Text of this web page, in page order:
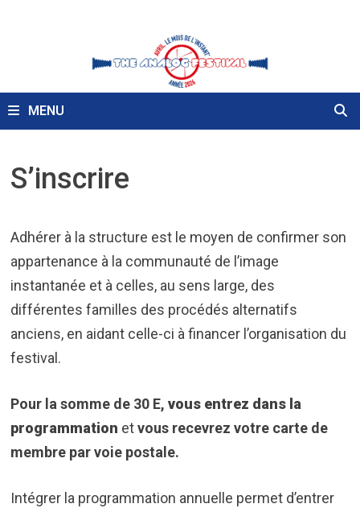
MENU
S’inscrire
Adhérer à la structure est le moyen de confirmer son
appartenance à la communauté de l’image
instantanée et à celles, au sens large, des
différentes familles des procédés alternatifs
anciens, en aidant celle-ci à financer l’organisation du
festival.
Pour la somme de 30 E, vous entrez dans la
programmation etvous recevrez votre carte de
membre par voie postale.
Intégrer la programmation annuelle permet d’entrer